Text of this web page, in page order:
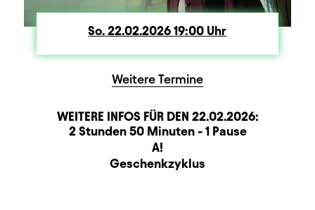
So. Sonntag
22.02.202619:00 Uhr
Weitere Termine
WEITERE INFOS FÜR DEN 22.02.2026:
BeschreibungInformation
Dauer und Pausen2 Stunden 50 Minuten - 1 Pause
A!
ZusatzinformationGeschenkzyklus